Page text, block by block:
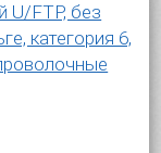
U/FTP, без
категория 6,